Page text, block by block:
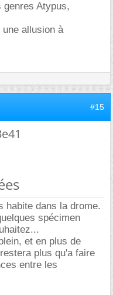
genres Atypus,
allusion à
#15
habite dans la drome.
spécimen
et en plus de
plus qu'a faire
entre les